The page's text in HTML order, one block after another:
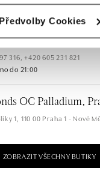
Předvolby Cookies
OC Olympia, Brno
316, +420 605 231 821
do 21:00
OC Palladium,
1, 110 00 Praha 1 - Nové
do 21:00
ZOBRAZIT VŠECHNY BUTIKY